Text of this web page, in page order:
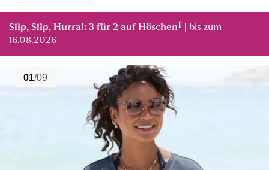
Slip, Slip, Hurra!: 3 für 2 auf Höschen1 | bis zum
16.08.2026
01/09